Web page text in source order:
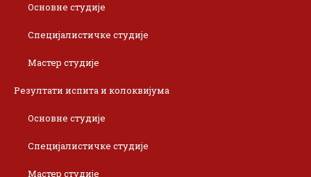
Основне студије
Специјалистичке студије
Мастер студије
Резултати испита и колоквијума
Основне студије
Специјалистичке студије
Мастер студије